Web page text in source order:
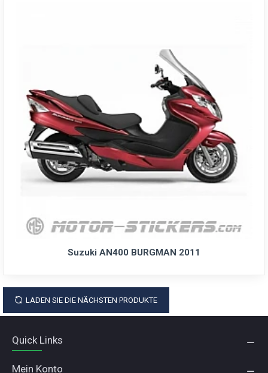
Suzuki AN400 BURGMAN 2011
LADEN SIE DIE NÄCHSTEN PRODUKTE
Quick Links
Mein Konto